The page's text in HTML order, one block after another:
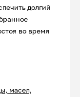
долгий
во время
масел,